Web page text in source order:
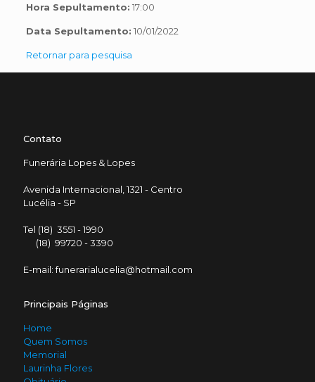
Hora Sepultamento: 17:00
Data Sepultamento: 10/01/2022
Retornar para pesquisa
Contato
Funerária Lopes & Lopes
Avenida Internacional, 1321 - Centro
Lucélia - SP
Tel (18) 3551 - 1990
(18) 99720 - 3390
E-mail: funerarialucelia@hotmail.com
Principais Páginas
Home
Quem Somos
Memorial
Laurinha Flores